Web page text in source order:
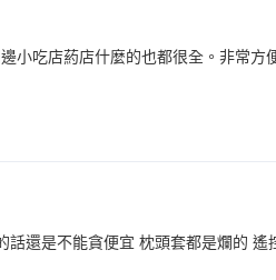
小吃店葯店什麼的也都很全。非常
還是不能貪便宜 枕頭套都是爛的